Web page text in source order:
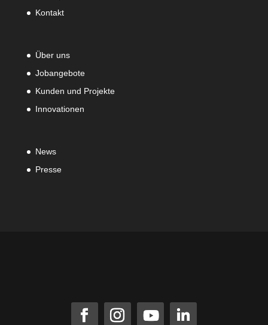
Kontakt
Über uns
Jobangebote
Kunden und Projekte
Innovationen
News
Presse